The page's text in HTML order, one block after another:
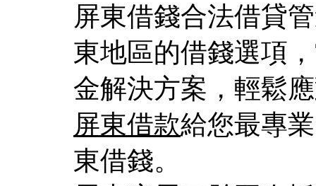
屏東借錢合法借貸
東地區的借錢選項
金解決方案，輕鬆
屏東借款給您最專
東借錢。